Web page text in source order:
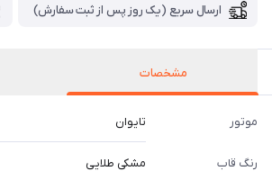
ارسال سریع (یک روز پس از ثبت سفارش)
مشخصات
موتور تایوان
رنگ قاب مشکی طلایی